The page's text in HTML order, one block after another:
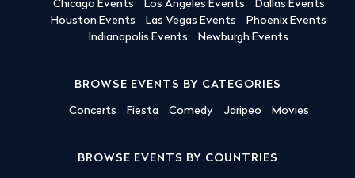
Chicago Events
Los Angeles Events
Dallas Events
Houston Events
Las Vegas Events
Phoenix Events
Indianapolis Events
Newburgh Events
BROWSE EVENTS BY CATEGORIES
Concerts Fiesta Comedy Jaripeo Movies
BROWSE EVENTS BY COUNTRIES